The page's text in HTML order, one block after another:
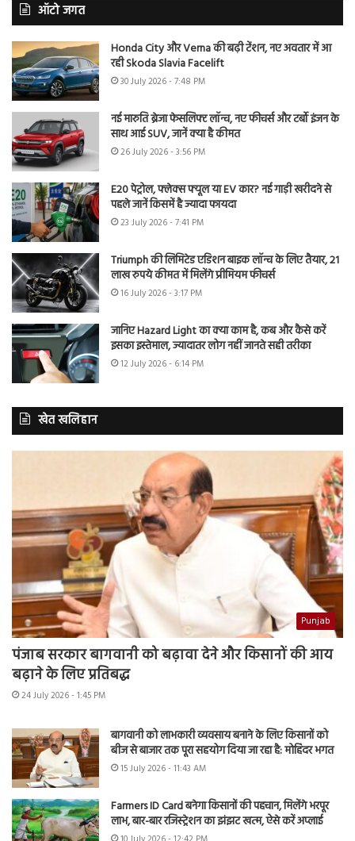
ऑटो जगत
Honda City और Verna की बढ़ी टेंशन, नए अवतार में आ
रही Skoda Slavia Facelift
30 July 2026 - 7:48 PM
नई मारुति ब्रेजा फेसलिफ्ट लॉन्च, नए फीचर्स और टर्बो इंजन के
साथ आई SUV, जानें क्या है कीमत
26 July 2026 - 3:56 PM
E20 पेट्रोल, फ्लेक्स फ्यूल या EV कार? नई गाड़ी खरीदने से
पहले जानें किसमें है ज्यादा फायदा
23 July 2026 - 7:41 PM
Triumph की लिमिटेड एडिशन बाइक लॉन्च के लिए तैयार, 21
लाख रुपये कीमत में मिलेंगे प्रीमियम फीचर्स
16 July 2026 - 3:17 PM
जानिए Hazard Light का क्या काम है, कब और कैसे करें
इसका इस्तेमाल, ज्यादातर लोग नहीं जानते सही तरीका
12 July 2026 - 6:14 PM
खेत खलिहान
Punjab
पंजाब सरकार बागवानी को बढ़ावा देने और किसानों की आय
बढ़ाने के लिए प्रतिबद्ध
24 July 2026 - 1:45 PM
बागवानी को लाभकारी व्यवसाय बनाने के लिए किसानों को
बीज से बाजार तक पूरा सहयोग दिया जा रहा है: मोहिंदर भगत
15 July 2026 - 11:43 AM
Farmers ID Card बनेगा किसानों की पहचान, मिलेंगे भरपूर
लाभ, बार-बार रजिस्ट्रेशन का झंझट खत्म, ऐसे करें अप्लाई